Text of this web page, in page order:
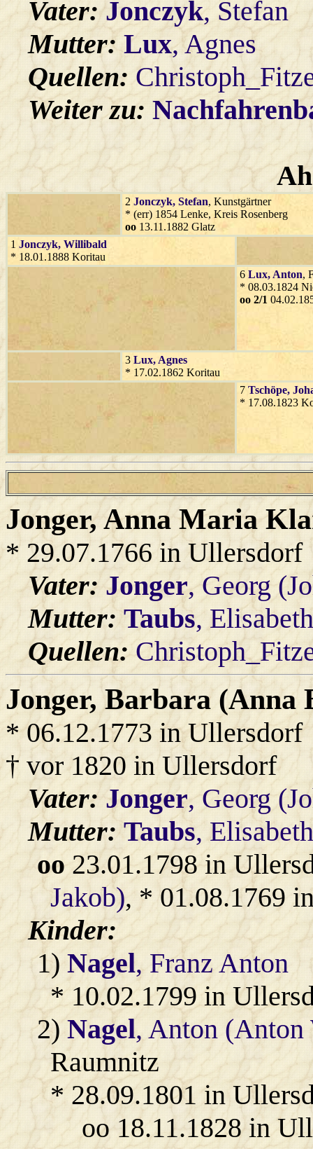
Vater:Jonczyk, Stefan
Mutter:Lux, Agnes
Quellen:
Weiter zu:
2 Jonczyk, Stefan, Kunstgärtner
* (err) 1854 Lenke, Kreis Rosenberg
oo 13.11.1882 Glatz
1 Jonczyk, Willibald
* 18.01.1888 Koritau
6 Lux, Anton,
* 08.03.1824
oo 2/1
3 Lux, Agnes
* 17.02.1862 Koritau
7 Tschöpe,
* 17.08.1823
Jonger, Anna Maria
* 29.07.1766 in Ullersdorf
Vater:Jonger, Georg
Mutter:Taubs, Elisabeth
Quellen:
Jonger, Barbara (Anna
* 06.12.1773 in Ullersdorf
† vor 1820 in Ullersdorf
Vater:Jonger, Georg
Mutter:Taubs, Elisabeth
oo23.01.1798 in
Jakob), * 01.08.1769
Kinder:
1)Nagel, Franz Anton
* 10.02.1799 in
2)Nagel, Anton (Anton
Raumnitz
* 28.09.1801 in
oo 18.11.1828 in